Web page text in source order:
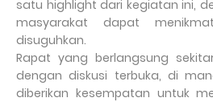
satu highlight dari kegiatan ini,
masyarakat dapat
disuguhkan.
Rapat yang berlangsung
dengan diskusi terbuka, di
diberikan kesempatan untuk